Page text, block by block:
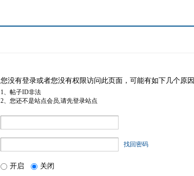
您没有登录或者您没有权限访问此页面，可能有如下几个原因
1、帖子ID非法
2、您还不是站点会员,请先登录站点
找回密码
开启 关闭